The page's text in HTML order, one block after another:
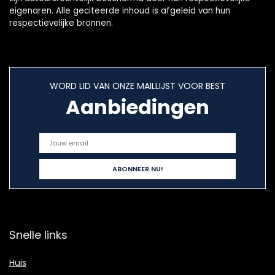
eigenaren. Alle geciteerde inhoud is afgeleid van hun
respectievelijke bronnen.
WORD LID VAN ONZE MAILLIJST VOOR BEST
Aanbiedingen
Snelle links
Huis